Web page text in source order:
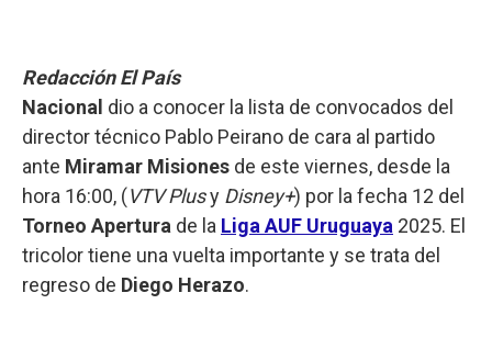
Redacción El País
Nacional dio a conocer la lista de convocados del
director técnico Pablo Peirano de cara al partido
ante Miramar Misiones de este viernes, desde la
hora 16:00, (VTV Plusy Disney+) por la fecha 12 del
Torneo Apertura de la Liga AUF Uruguaya 2025. El
tricolor tiene una vuelta importante y se trata del
regreso de Diego Herazo.